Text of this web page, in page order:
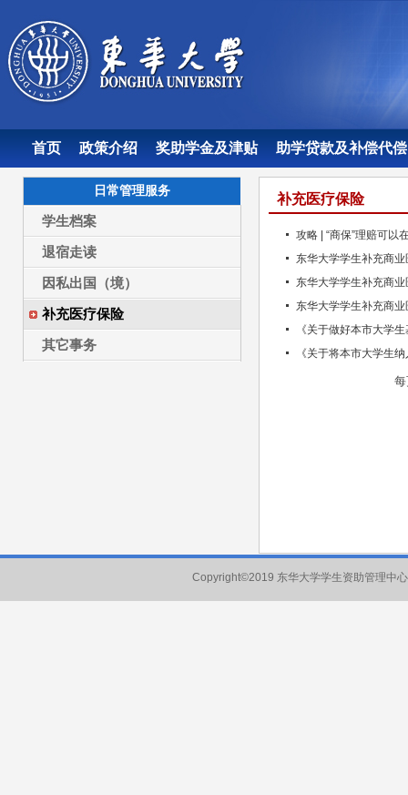
首页 政策介绍 奖助学金及津贴 助学贷款及补偿代偿
日常管理服务
学生档案
退宿走读
因私出国（境）
补充医疗保险
其它事务
补充医疗保险
攻略 | “商保”理赔可以
东华大学学生补充商
东华大学学生补充商
东华大学学生补充商
《关于做好本市大学
《关于将本市大学生
Copyright©2019 东华大学学生资助管理中